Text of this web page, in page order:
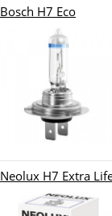
Bosch H7 Eco
Neolux H7 Extra